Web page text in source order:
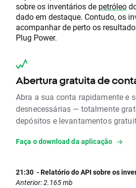
sobre os inventários de petróleo
dado em destaque. Contudo, os
acompanhar de perto os
Plug Power.
Abertura gratuita de
Abra a sua conta rapidamente e
desnecessárias — totalmente
depósitos e levantamentos
Faça o download da aplicação
21:30 - Relatório do API sobre os
Anterior: 2.165 mb